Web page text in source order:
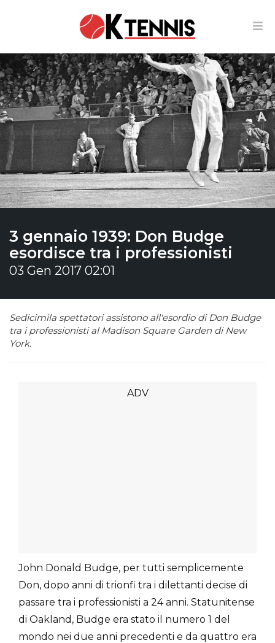
3 gennaio 1939: Don Budge
esordisce tra i professionisti
03 Gen 2017 02:01
Sedicimila spettatori assistono all'esordio di Don Budge
tra i professionisti al Madison Square Garden di New
York.
John Donald Budge, per tutti semplicemente
Don, dopo anni di trionfi tra i dilettanti decise di
passare tra i professionisti a 24 anni. Statunitense
di Oakland, Budge era stato il numero 1 del
mondo nei due anni precedenti e da quattro era